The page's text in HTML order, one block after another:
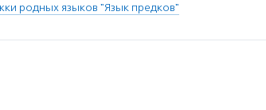
родных языков "Язык предков"